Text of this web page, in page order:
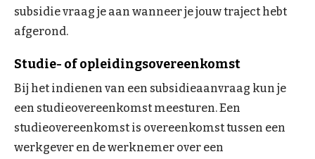
subsidie vraag je aan wanneer je jouw traject hebt
afgerond.
Studie- of opleidingsovereenkomst
Bij het indienen van een subsidieaanvraag kun je
een studieovereenkomst meesturen. Een
studieovereenkomst is overeenkomst tussen een
werkgever en de werknemer over een